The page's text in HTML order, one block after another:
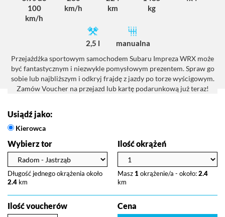
100
km/h
km/h
km
kg
2,5 l
manualna
Przejażdżka sportowym samochodem Subaru Impreza WRX może
być fantastycznym i niezwykle pomysłowym prezentem. Spraw go
sobie lub najbliższym i odkryj frajdę z jazdy po torze wyścigowym.
Zamów Voucher na przejazd lub kartę podarunkową już teraz!
Usiądź jako:
Kierowca
Wybierz tor
Długość jednego okrążenia około
2.4 km
Ilość okrążeń
Masz 1 okrążenie/a - około: 2.4
km
Ilość voucherów Cena